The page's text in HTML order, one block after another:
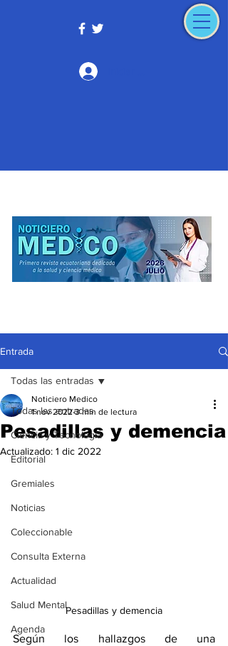
Entrada
Todas las entradas
Ciencia y Tecnología
Editorial
Gremiales
Noticias
Coleccionable
Consulta Externa
Actualidad
Salud Mental
Agenda
Todas las entradas
Pesadillas y demencia
Noticiero Medico
1 nov 2022 3 min de lectura
Actualizado: 1 dic 2022
Pesadillas y demencia
Según los hallazgos de una